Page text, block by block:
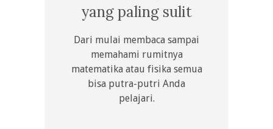
yang paling sulit
Dari mulai membaca sampai
memahami rumitnya
matematika atau fisika semua
bisa putra-putri Anda
pelajari.